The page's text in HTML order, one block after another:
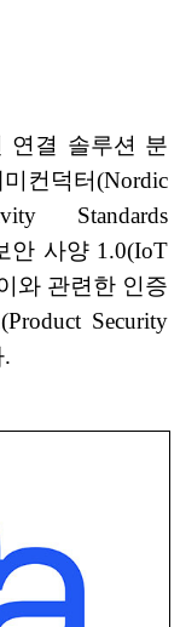
연결 솔루션 분
덕터(Nordic
Standards
안 사양 1.0(IoT
와 관련한 인증
Security